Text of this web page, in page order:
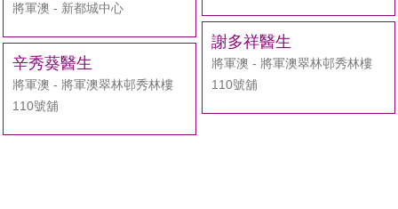
將軍澳 - 新都城中心
謝多祥醫生
將軍澳 - 將軍澳翠林邨秀林樓
110號舖
辛秀葵醫生
將軍澳 - 將軍澳翠林邨秀林樓
110號舖